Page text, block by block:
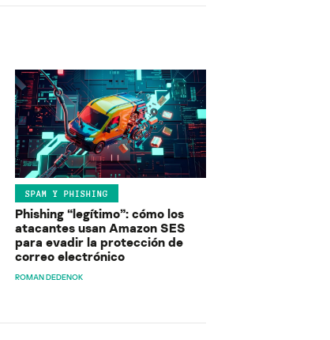
SPAM Y PHISHING
Phishing “legítimo”: cómo los
atacantes usan Amazon SES
para evadir la protección de
correo electrónico
ROMAN DEDENOK